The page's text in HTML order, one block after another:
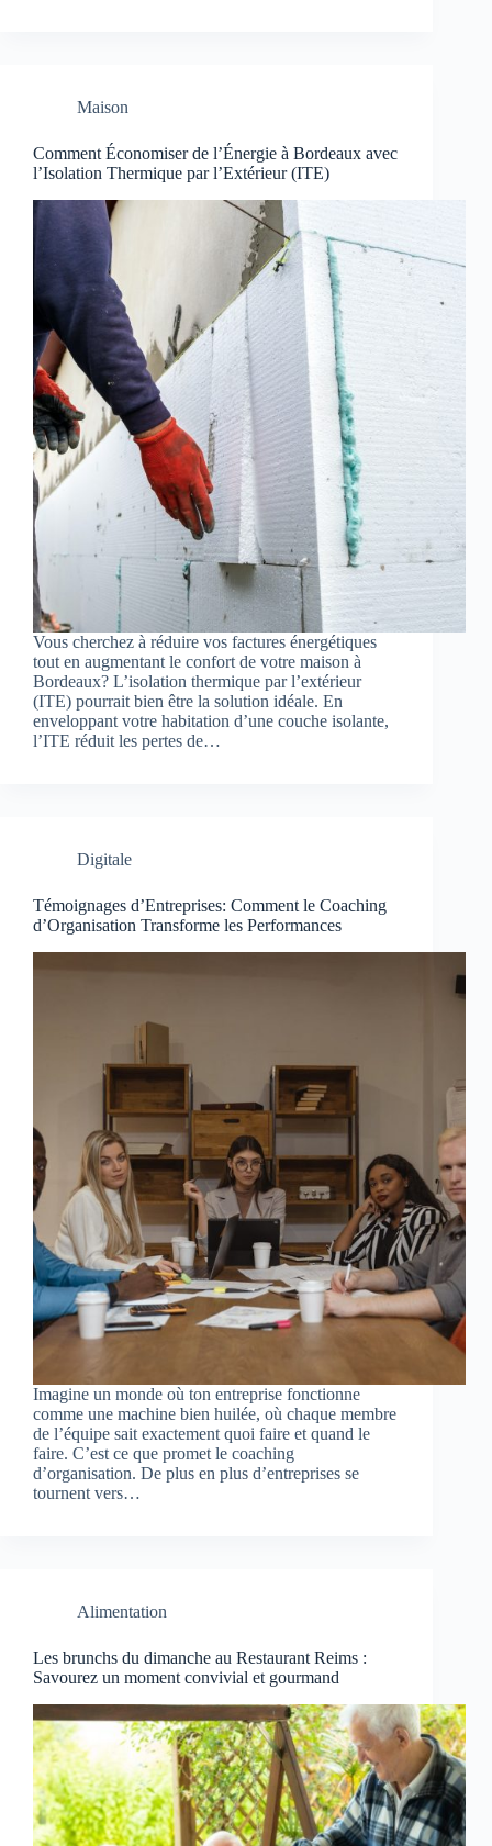
Maison
Comment Économiser de l’Énergie à Bordeaux avec
l’Isolation Thermique par l’Extérieur (ITE)
Vous cherchez à réduire vos factures énergétiques
tout en augmentant le confort de votre maison à
Bordeaux? L’isolation thermique par l’extérieur
(ITE) pourrait bien être la solution idéale. En
enveloppant votre habitation d’une couche isolante,
l’ITE réduit les pertes de…
Digitale
Témoignages d’Entreprises: Comment le Coaching
d’Organisation Transforme les Performances
Imagine un monde où ton entreprise fonctionne
comme une machine bien huilée, où chaque membre
de l’équipe sait exactement quoi faire et quand le
faire. C’est ce que promet le coaching
d’organisation. De plus en plus d’entreprises se
tournent vers…
Alimentation
Les brunchs du dimanche au Restaurant Reims :
Savourez un moment convivial et gourmand